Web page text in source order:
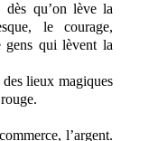
dès qu’on lève la
le courage,
gens qui lèvent la
lieux magiques
l’argent.